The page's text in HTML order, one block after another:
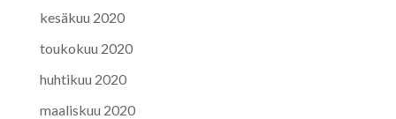
kesäkuu 2020
toukokuu 2020
huhtikuu 2020
maaliskuu 2020